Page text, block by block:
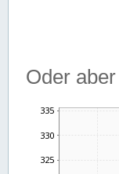
Oder